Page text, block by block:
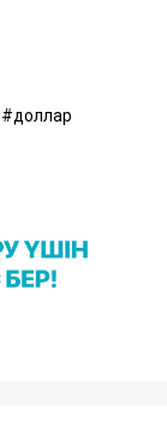
доллар